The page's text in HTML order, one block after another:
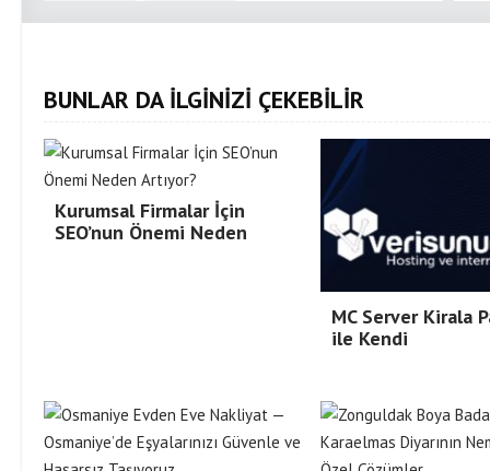
BUNLAR DA İLGİNİZİ ÇEKEBİLİR
Kurumsal Firmalar İçin
SEO’nun Önemi Neden
MC Server Kirala
ile Kendi